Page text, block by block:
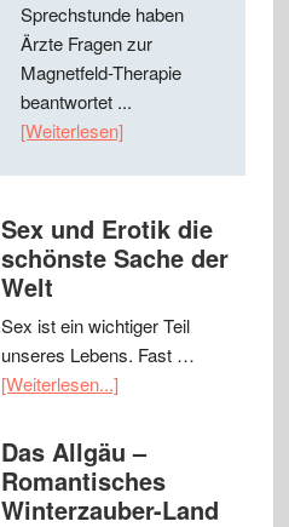
Sprechstunde haben
Ärzte Fragen zur
Magnetfeld-Therapie
beantwortet ...
[Weiterlesen]
Sex und Erotik die
schönste Sache der
Welt
Sex ist ein wichtiger Teil
unseres Lebens. Fast …
[Weiterlesen...]
Das Allgäu –
Romantisches
Winterzauber-Land